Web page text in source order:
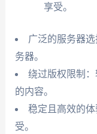
享受。
广泛的服务器
务器。
绕过版权限制
的内容。
稳定且高效的
受。